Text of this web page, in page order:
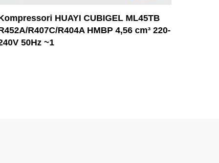
HUAYI CUBIGEL ML45TB
R407C/R404A HMBP 4,56 cm³ 220-
50Hz ~1